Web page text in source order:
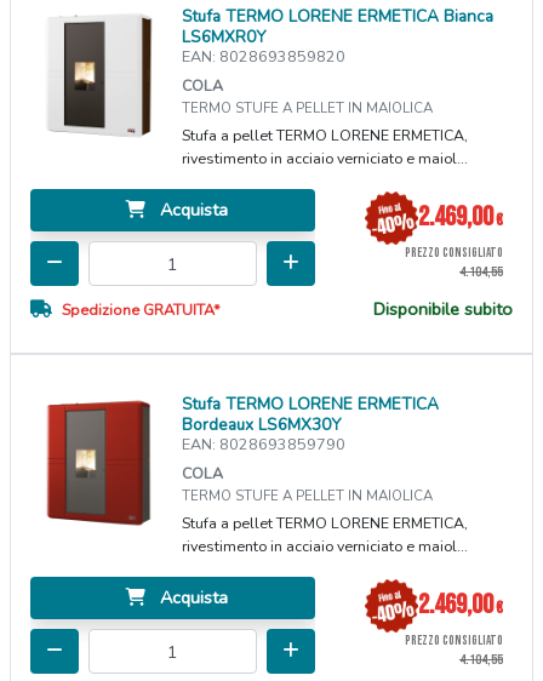
Stufa TERMO LORENE ERMETICA Bianca
LS6MXR0Y
EAN: 8028693859820
COLA
TERMO STUFE A PELLET IN MAIOLICA
Stufa a pellet TERMO LORENE ERMETICA,
rivestimento in acciaio verniciato e maiol...
Acquista 2.469,00€
PREZZO CONSIGLIATO
4.104,55
Spedizione GRATUITA* Disponibile subito
Stufa TERMO LORENE ERMETICA
Bordeaux LS6MX30Y
EAN: 8028693859790
COLA
TERMO STUFE A PELLET IN MAIOLICA
Stufa a pellet TERMO LORENE ERMETICA,
rivestimento in acciaio verniciato e maiol...
Acquista 2.469,00€
PREZZO CONSIGLIATO
4.104,55